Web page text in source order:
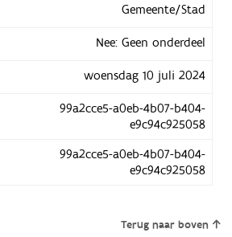
Gemeente/Stad
Nee: Geen onderdeel
woensdag 10 juli 2024
99a2cce5-a0eb-4b07-b404-
e9c94c925058
99a2cce5-a0eb-4b07-b404-
e9c94c925058
Terug naar boven